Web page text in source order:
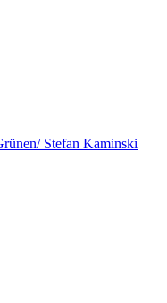
Stefan Kaminski